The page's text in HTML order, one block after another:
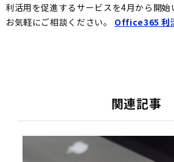
利活用を促進するサービスを4月から開始
お気軽にご相談ください。 Office365 利
関連記事